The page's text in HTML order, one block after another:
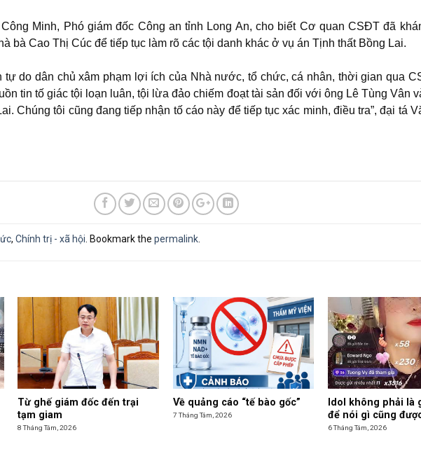
Minh, Phó giám đốc Công an tỉnh Long An, cho biết Cơ quan CSĐT đã
bà Cao Thị Cúc để tiếp tục làm rõ các tội danh khác ở vụ án Tịnh thất Bồng Lai.
tự do dân chủ xâm phạm lợi ích của Nhà nước, tổ chức, cá nhân, thời gian qua
tin tố giác tội loạn luân, tội lừa đảo chiếm đoạt tài sản đối với ông Lê Tùng Vân
Chúng tôi cũng đang tiếp nhận tố cáo này để tiếp tục xác minh, điều tra”, đại tá
, Chính trị - xã hội. Bookmark the permalink.
Từ ghế giám đốc đến trại
tạm giam
8 Tháng Tám, 2026
Về quảng cáo “tế bào gốc”
7 Tháng Tám, 2026
Idol không phải là
để nói gì cũng
6 Tháng Tám, 2026